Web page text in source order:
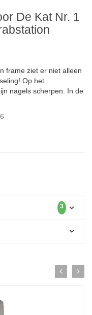
De Kat Nr. 1
frame ziet er niet alleen
Op het
nagels scherpen. In de
3